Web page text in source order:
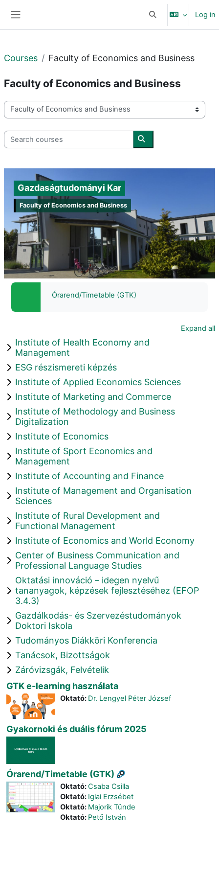
Toggle search input
Log in
Courses Faculty of Economics and Business
Faculty of Economics and Business
Course categories
Search courses
Search courses
Gazdaságtudományi Kar
Faculty of Economics and Business
Órarend/Timetable (GTK)
Expand all
Institute of Health Economy and
Management
ESG részismereti képzés
Institute of Applied Economics Sciences
Institute of Marketing and Commerce
Institute of Methodology and Business
Digitalization
Institute of Economics
Institute of Sport Economics and
Management
Institute of Accounting and Finance
Institute of Management and Organisation
Sciences
Institute of Rural Development and
Functional Management
Institute of Economics and World Economy
Center of Business Communication and
Professional Language Studies
Oktatási innováció – idegen nyelvű
tananyagok, képzések fejlesztéséhez (EFOP
3.4.3)
Gazdálkodás- és Szervezéstudományok
Doktori Iskola
Tudományos Diákköri Konferencia
Tanácsok, Bizottságok
Záróvizsgák, Felvételik
GTK e-learning használata
Oktató: Dr. Lengyel Péter József
Gyakornoki és duális fórum 2025
Órarend/Timetable (GTK)
Oktató:Csaba Csilla
Oktató: Iglai Erzsébet
Oktató: Majorik Tünde
Oktató: Pető István